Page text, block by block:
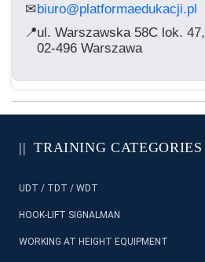
✉biuro@platformaedukacji.pl
📍ul. Warszawska 58C lok. 47,
02-496 Warszawa
TRAINING CATEGORIES
UDT / TDT / WDT
HOOK-LIFT SIGNALMAN
WORKING AT HEIGHT EQUIPMENT